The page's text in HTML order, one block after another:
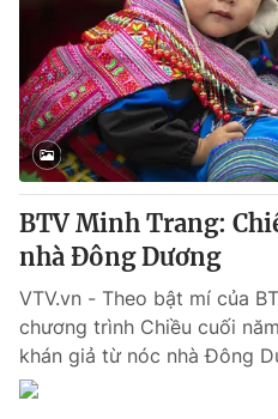
VTV Sức khoẻ
Thị trường 24h
VTV4
VTV9
Liên hệ tòa soạn
BTV Minh Trang:
nhà Đông Dương
VTV.vn - Theo bật mí của
chương trình Chiều cuối
khán giả từ nóc nhà Đông